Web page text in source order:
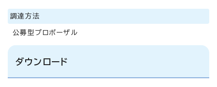
調達方法
公募型プロポーザル
ダウンロード